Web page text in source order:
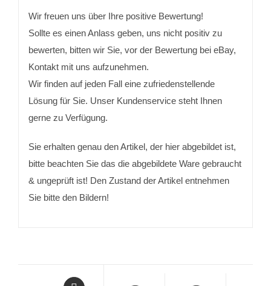
Wir freuen uns über Ihre positive Bewertung!
Sollte es einen Anlass geben, uns nicht positiv zu
bewerten, bitten wir Sie, vor der Bewertung bei eBay,
Kontakt mit uns aufzunehmen.
Wir finden auf jeden Fall eine zufriedenstellende
Lösung für Sie. Unser Kundenservice steht Ihnen
gerne zu Verfügung.
Sie erhalten genau den Artikel, der hier abgebildet ist,
bitte beachten Sie das die abgebildete Ware gebraucht
& ungeprüft ist! Den Zustand der Artikel entnehmen
Sie bitte den Bildern!